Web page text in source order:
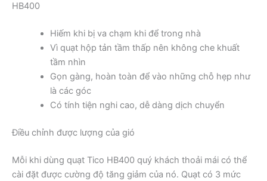
HB400
Hiếm khi bị va chạm khi để trong nhà
Vì quạt hộp tản tầm thấp nên không che khuất
tầm nhìn
Gọn gàng, hoàn toàn để vào những chỗ hẹp như
là các góc
Có tính tiện nghi cao, dễ dàng dịch chuyển
Điều chỉnh được lượng của gió
Mỗi khi dùng quạt Tico HB400 quý khách thoải mái có thể
cài đặt được cường độ tăng giảm của nó. Quạt có 3 mức